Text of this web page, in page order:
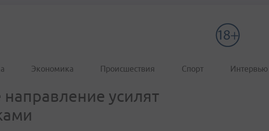
Экономика Происшествия Спорт Интервью
направление усилят